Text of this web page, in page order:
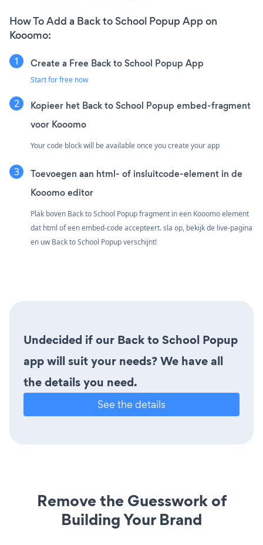
How To Add a Back to School Popup App on
Kooomo:
Create a Free Back to School Popup App
Start for free now
Kopieer het Back to School Popup embed-fragment
voor Kooomo
Your code block will be available once you create your app
Toevoegen aan html- of insluitcode-element in de
Kooomo editor
Plak boven Back to School Popup fragment in een Kooomo element
dat html of een embed-code accepteert. sla op, bekijk de live-pagina
en uw Back to School Popup verschijnt!
Undecided if our Back to School Popup
app will suit your needs? We have all
the details you need.
See the details
Remove the Guesswork of
Building Your Brand